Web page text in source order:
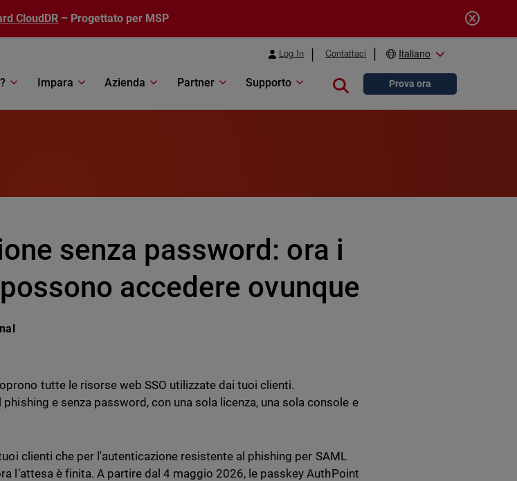
CloudDR – Progettato per MSP
Log In Contattaci Italiano
Impara Azienda Partner Supporto Close searchProva ora
senza password: ora i
accedere ovunque
on Reddit
tutte le risorse web SSO utilizzate dai tuoi clienti.
e senza password, con una sola licenza, una sola console e
clienti che per l'autenticazione resistente al phishing per SAML
l’attesa è finita. A partire dal 4 maggio 2026, le passkey AuthPoint